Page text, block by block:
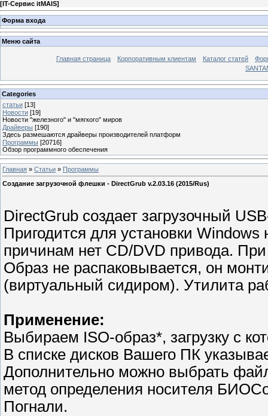
[IT-Сервис itMAIS]
Форма входа
Меню сайта
Главная страница Корпоративным клиентам Каталог статей
Categories
статьи [13]
Новости [19]
Новости "железного" и "мягкого" миров
Драйверы [190]
Здесь размешаются драйверы производителей платформ
Программы [20716]
Обзор программного обеспечения
Главная » Статьи » Программы
Создание загрузочной флешки - DirectGrub v.2.03.16 (2015/Rus)
DirectGrub создает загрузочный
Пригодится для установки
причинам нет CD/DVD привода.
Образ не распаковывается, он
(виртуальный сидиром). Утилита
Применение:
Выбираем ISO-образ*, загрузку с
В списке дисков Вашего ПК
Дополнительно можно выбрать
метод определения носителя
Погнали.